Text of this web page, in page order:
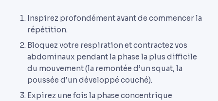
Inspirez profondément avant de commencer la
répétition.
Bloquez votre respiration et contractez vos
abdominaux pendant la phase la plus difficile
du mouvement (la remontée d’un squat, la
poussée d’un développé couché).
Expirez une fois la phase concentrique